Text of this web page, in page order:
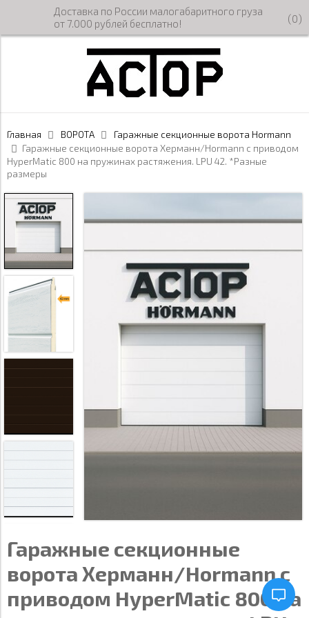
Доставка по России малогабаритного груза
от 7.000 рублей бесплатно!
(0)
Главная ВОРОТА
Гаражные секционные ворота Hormann
Гаражные секционные ворота Херманн/Hormann с приводом
HyperMatic 800 на пружинах растяжения. LPU 42. *Разные
размеры
Гаражные секционные
ворота Херманн/Hormann с
приводом HyperMatic 800 на